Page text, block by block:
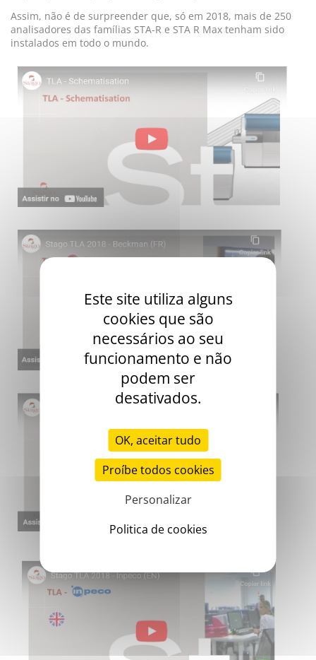
Assim, não é de surpreender que, só em 2018, mais de 250
analisadores das famílias STA-R e STA R Max tenham sido
instalados em todo o mundo.
Este site utiliza alguns
cookies que são
necessários ao seu
funcionamento e não
podem ser
desativados.
OK, aceitar tudo
Proíbe todos cookies
Personalizar
Politica de cookies